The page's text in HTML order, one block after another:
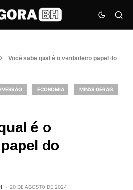
Você sabe qual é o verdadeiro papel do
ECONOMIA MINAS GERAIS
é o
do
20 DE AGOSTO DE 2024